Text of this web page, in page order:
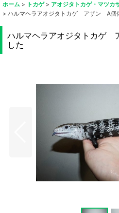
ホーム > トカゲ > アオジタトカゲ・マツカ
> ハルマヘラアオジタトカゲ アザン A個
ハルマヘラアオジタトカゲ
した